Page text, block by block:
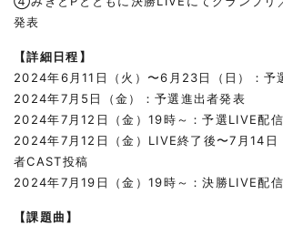
発表
【詳細日程】
2024年6月11日（火）〜6月23日（日）：予
2024年7月5日（金）：予選進出者発表
2024年7月12日（金）19時～：予選LIVE配信
2024年7月12日（金）LIVE終了後〜7月14日
者CAST投稿
2024年7月19日（金）19時～：決勝LIVE配信
【課題曲】